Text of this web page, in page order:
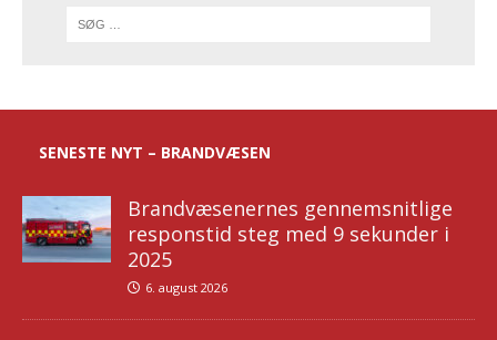
SENESTE NYT – BRANDVÆSEN
Brandvæsenernes gennemsnitlige
responstid steg med 9 sekunder i
2025
6. august 2026